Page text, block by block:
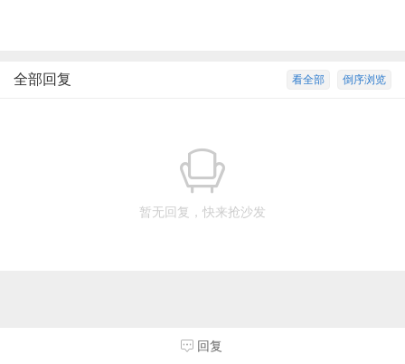
倒序浏览
看全部
全部回复
暂无回复，快来抢沙发
回复